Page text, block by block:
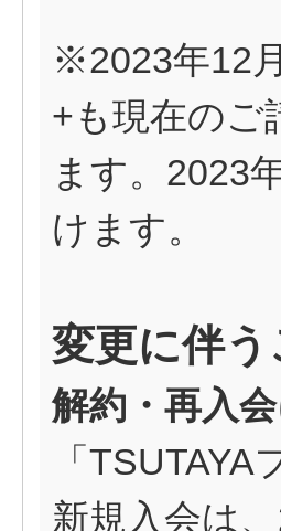
※2023年12
+も現在のご
ます。2023
けます。
変更に伴う
解約・再入
「
新規入会は